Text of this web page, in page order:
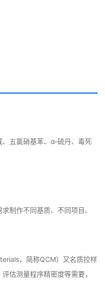
五氯硝基苯、α-硫丹、毒死
制作不同基质、不同项目、
，简称QCM）又名质控样
估测量程序精密度等需要，